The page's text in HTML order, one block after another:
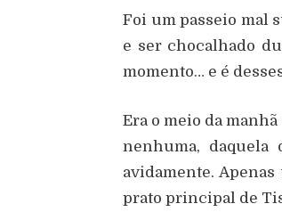
Foi um passeio mal
e ser chocalhado
momento… e é
Era o meio da
nenhuma, daquela
avidamente.
prato principal de